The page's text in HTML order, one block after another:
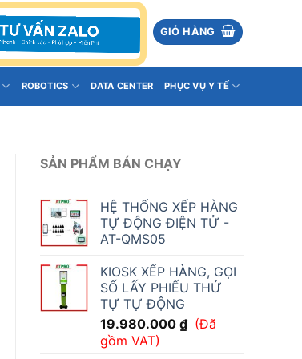
GIỎ HÀNG
ROBOTICS DATA CENTER PHỤC VỤ Y TẾ
SẢN PHẨM BÁN CHẠY
HỆ THỐNG XẾP HÀNG
TỰ ĐỘNG ĐIỆN TỬ -
AT-QMS05
KIOSK XẾP HÀNG, GỌI
SỐ LẤY PHIẾU THỨ
TỰ TỰ ĐỘNG
19.980.000 ₫ (Đã
gồm VAT)